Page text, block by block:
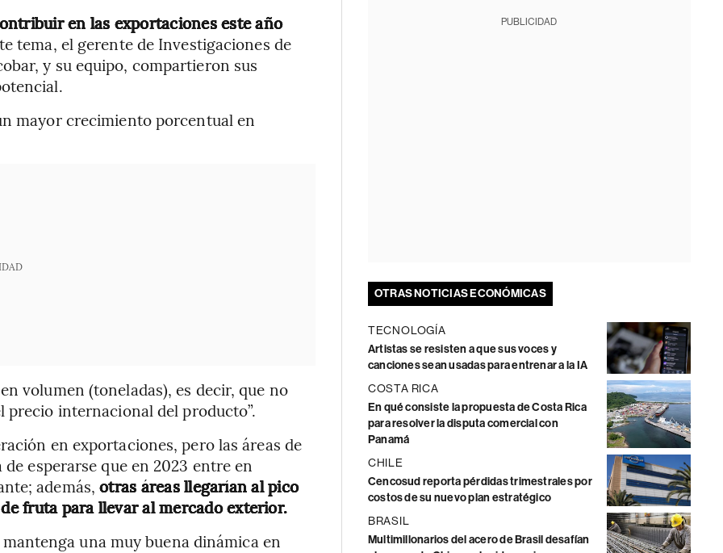
en las exportaciones este año
tema, el gerente de Investigaciones de
y su equipo, compartieron sus
mayor crecimiento porcentual en
volumen (toneladas), es decir, que no
internacional del producto”.
en exportaciones, pero las áreas de
esperarse que en 2023 entre en
además, otras áreas llegarían al pico
fruta para llevar al mercado exterior.
mantenga una muy buena dinámica en
PUBLICIDAD
OTRAS NOTICIAS ECONÓMICAS
TECNOLOGÍA
Artistas se resisten a que sus voces y
canciones sean usadas para entrenar a la IA
COSTA RICA
En qué consiste la propuesta de Costa Rica
para resolver la disputa comercial con
Panamá
CHILE
Cencosud reporta pérdidas trimestrales por
costos de su nuevo plan estratégico
BRASIL
Multimillonarios del acero de Brasil desafían